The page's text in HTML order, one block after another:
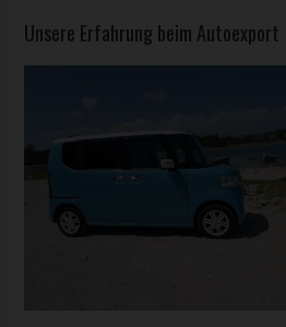
Unsere Erfahrung beim Autoexport